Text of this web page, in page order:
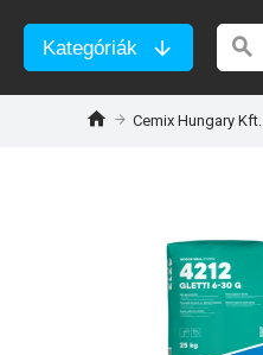
Kategóriák
Cemix Hungary Kft.